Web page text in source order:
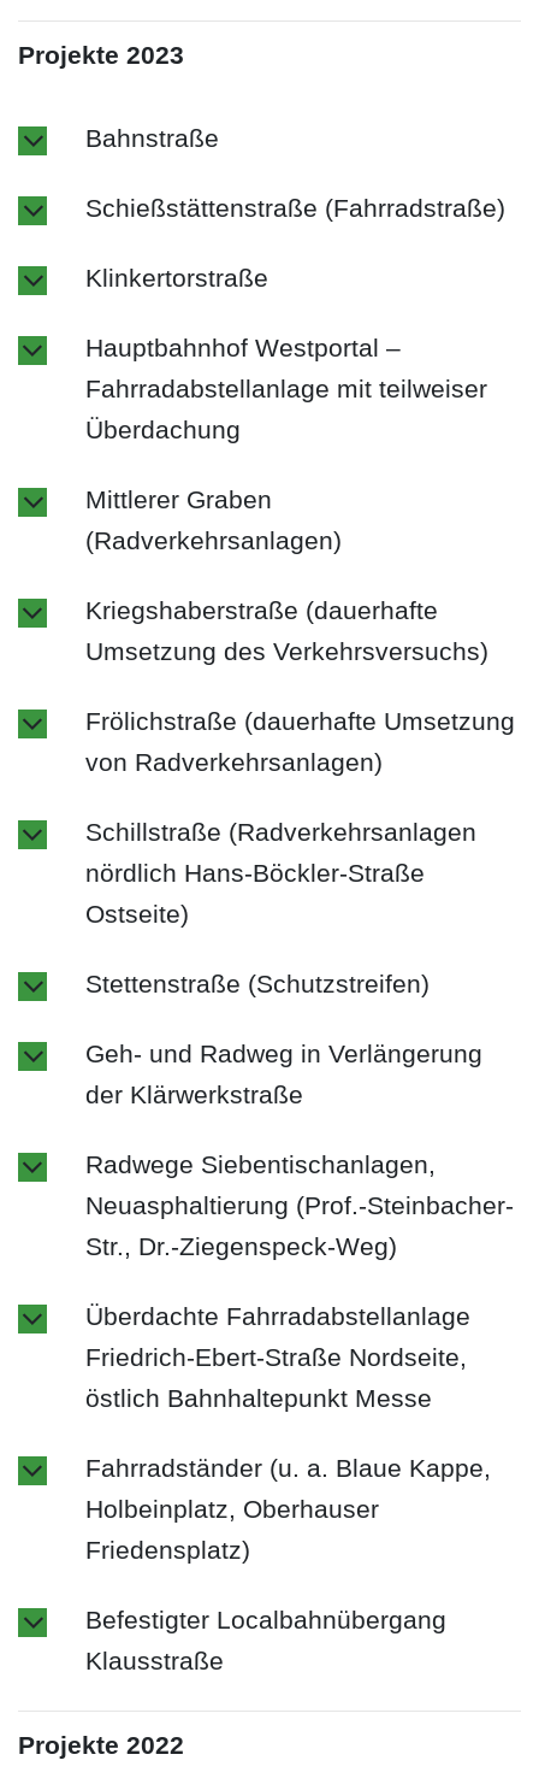
Projekte 2023
Bahnstraße
Schießstättenstraße (Fahrradstraße)
Klinkertorstraße
Hauptbahnhof Westportal –
Fahrradabstellanlage mit teilweiser
Überdachung
Mittlerer Graben
(Radverkehrsanlagen)
Kriegshaberstraße (dauerhafte
Umsetzung des Verkehrsversuchs)
Frölichstraße (dauerhafte Umsetzung
von Radverkehrsanlagen)
Schillstraße (Radverkehrsanlagen
nördlich Hans-Böckler-Straße
Ostseite)
Stettenstraße (Schutzstreifen)
Geh- und Radweg in Verlängerung
der Klärwerkstraße
Radwege Siebentischanlagen,
Neuasphaltierung (Prof.-Steinbacher-
Str., Dr.-Ziegenspeck-Weg)
Überdachte Fahrradabstellanlage
Friedrich-Ebert-Straße Nordseite,
östlich Bahnhaltepunkt Messe
Fahrradständer (u. a. Blaue Kappe,
Holbeinplatz, Oberhauser
Friedensplatz)
Befestigter Localbahnübergang
Klausstraße
Projekte 2022